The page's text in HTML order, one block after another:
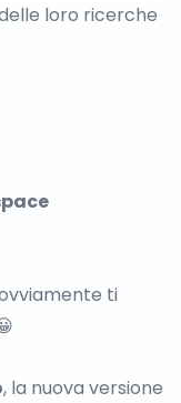
loro ricerche
ti
, la nuova versione